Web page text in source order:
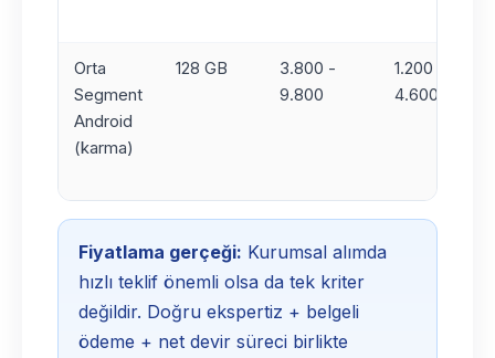
Orta
Segment
Android
(karma)
128 GB
3.800 -
9.800
1.200 -
4.600
Fiyatlama gerçeği: Kurumsal alımda
hızlı teklif önemli olsa da tek kriter
değildir. Doğru ekspertiz + belgeli
ödeme + net devir süreci birlikte